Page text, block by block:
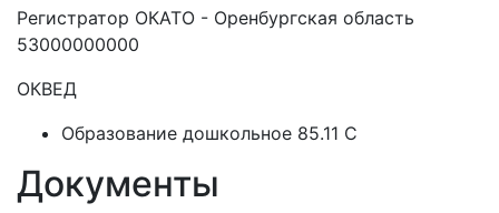
Регистратор ОКАТО - Оренбургская область
53000000000
ОКВЕД
Образование дошкольное 85.11 C
Документы